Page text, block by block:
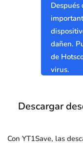
Después
dañen.
de
virus.
Descargar
Con YT1Save, las